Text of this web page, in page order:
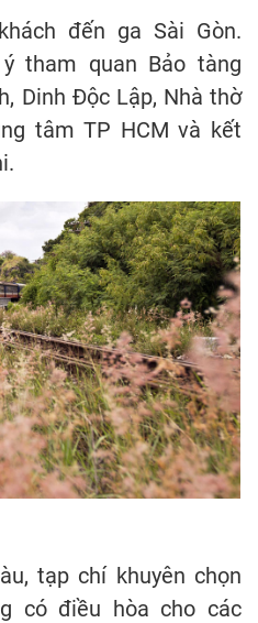
đến ga Sài Gòn.
tham quan Bảo tàng
Dinh Độc Lập, Nhà thờ
tâm TP HCM và kết
tạp chí khuyên chọn
có điều hòa cho các